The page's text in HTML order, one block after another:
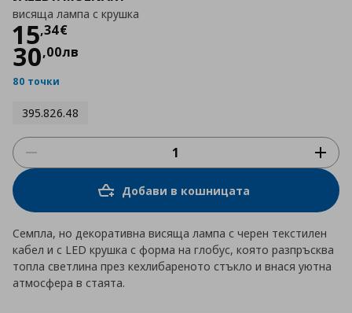
висяща лампа с крушка
15,34€
Цена
30,00лв
80 точки
395.826.48
Добави в кошницата
Семпла, но декоративна висяща лампа с черен текстилен
кабел и с LED крушка с форма на глобус, която разпръсква
топла светлина през кехлибареното стъкло и внася уютна
атмосфера в стаята.